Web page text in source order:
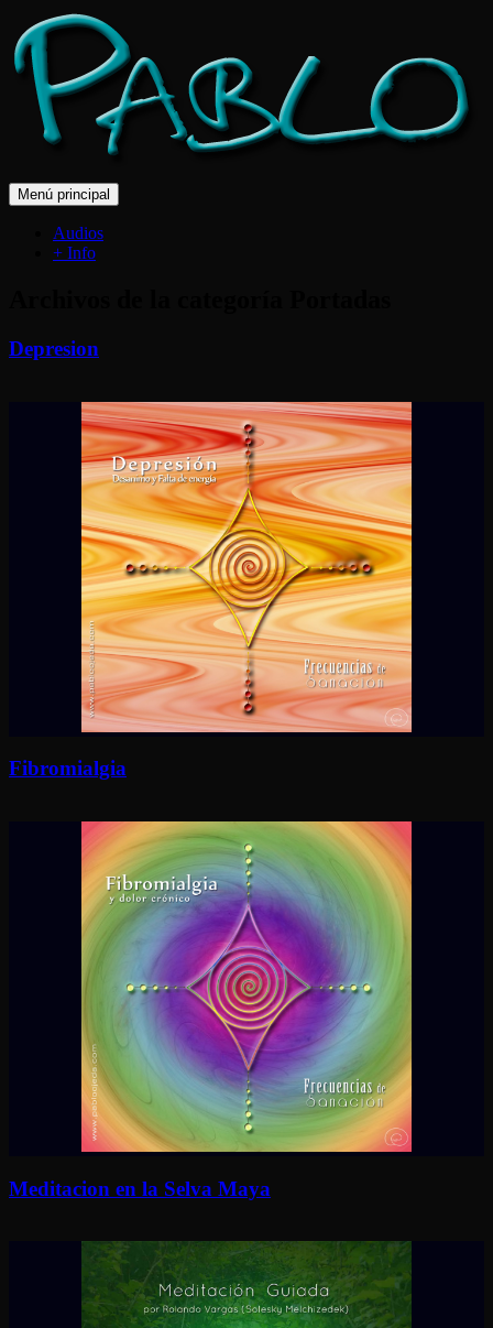
Menú principal Ir
al
Audios
+ Info
Depresion
Fibromialgia
Meditacion en la Selva Maya